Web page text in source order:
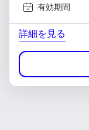
有効期間
詳細を見る